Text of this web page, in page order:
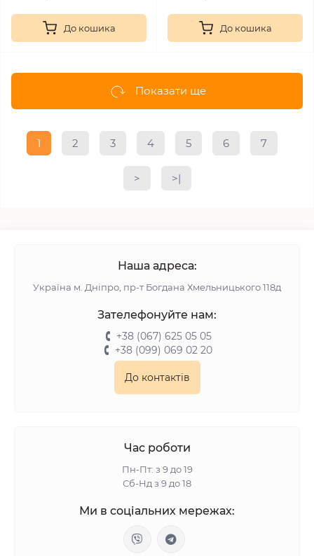
До кошика До кошика
Показати ще
1 2 3 4 5 6 7
> >|
Наша адреса:
Українa м. Дніпро, пр-т Богдана Хмельницького 118д
Зателефонуйте нам:
+38 (067) 625 05 05
+38 (099) 069 02 20
До контактів
Час роботи
Пн-Пт: з 9 до 19
Сб-Нд з 9 до 18
Ми в соціальних мережах: